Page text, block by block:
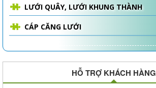
LƯỚI QUÂY, LƯỚI KHUNG THÀNH
CÁP CĂNG LƯỚI
HỖ TRỢ KHÁCH HÀNG